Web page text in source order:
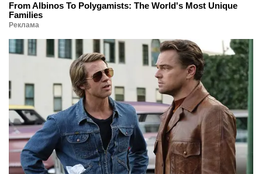
From Albinos To Polygamists: The World's Most Unique
Families
Реклама